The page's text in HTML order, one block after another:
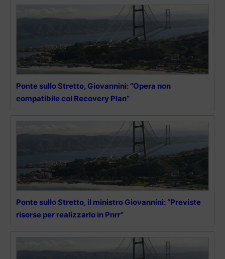
Ponte sullo Stretto, Giovannini: “Opera non
compatibile col Recovery Plan”
Ponte sullo Stretto, il ministro Giovannini: “Previste
risorse per realizzarlo in Pnrr”